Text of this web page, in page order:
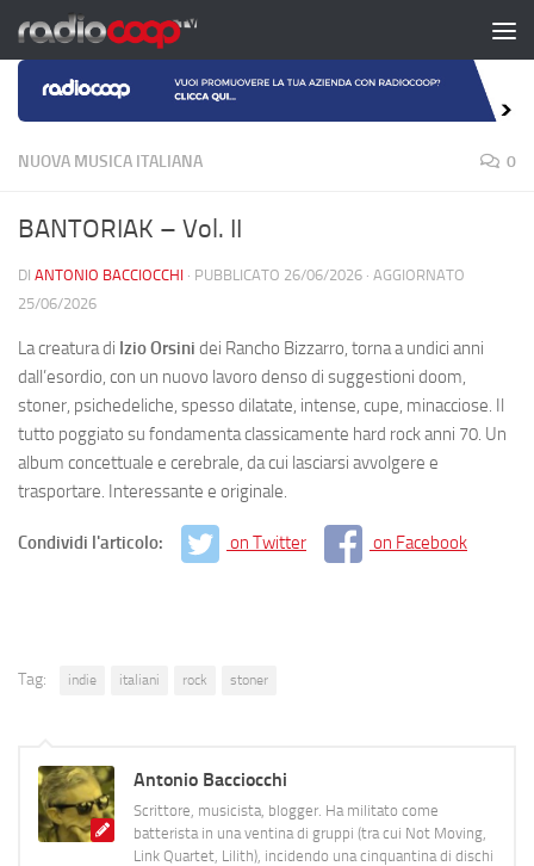
Salta al contenuto
NUOVA MUSICA ITALIANA 0
BANTORIAK – Vol. II
DI ANTONIO BACCIOCCHI · PUBBLICATO 26/06/2026 · AGGIORNATO
25/06/2026
La creatura di Izio Orsini dei Rancho Bizzarro, torna a undici anni
dall’esordio, con un nuovo lavoro denso di suggestioni doom,
stoner, psichedeliche, spesso dilatate, intense, cupe, minacciose. Il
tutto poggiato su fondamenta classicamente hard rock anni 70. Un
album concettuale e cerebrale, da cui lasciarsi avvolgere e
trasportare. Interessante e originale.
Condividi l'articolo: on Twitter on Facebook
Tag: indie italiani rock stoner
Antonio Bacciocchi
Scrittore, musicista, blogger. Ha militato come
batterista in una ventina di gruppi (tra cui Not Moving,
Link Quartet, Lilith), incidendo una cinquantina di dischi